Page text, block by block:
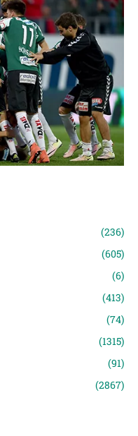
(236)
(605)
(6)
(413)
(74)
(1315)
(91)
(2867)